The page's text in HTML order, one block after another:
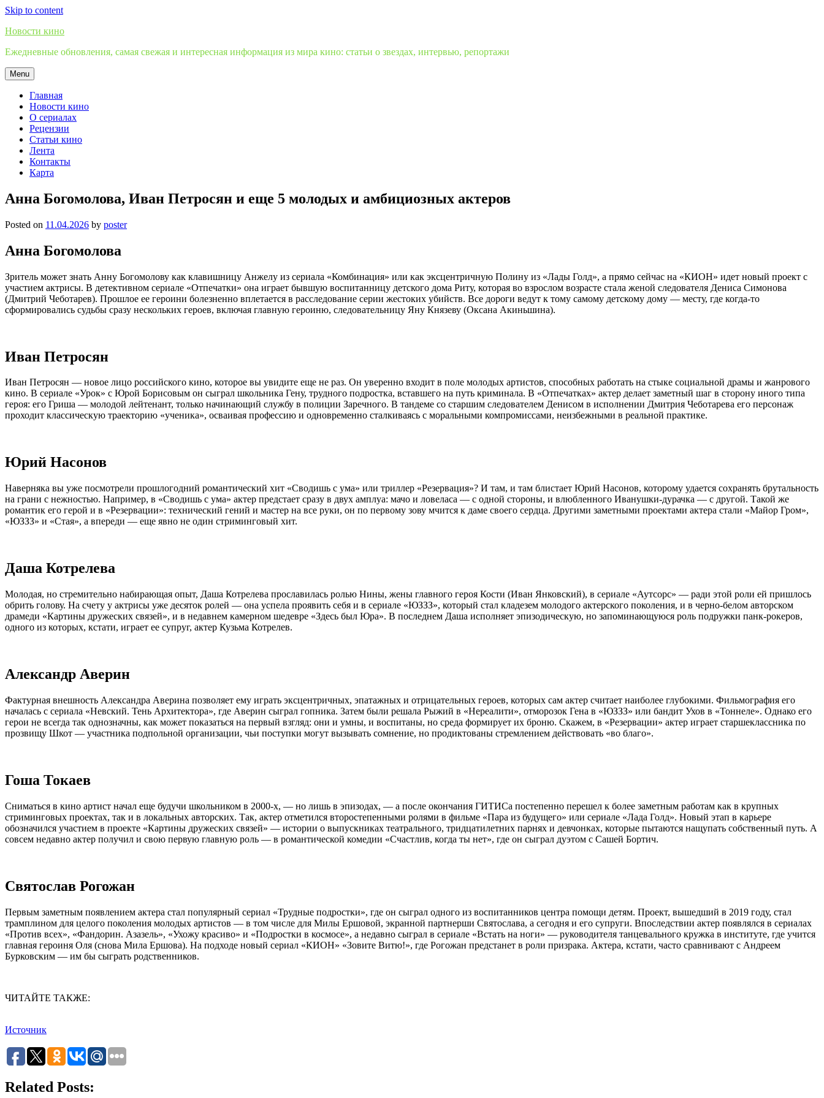
Skip to content
Новости кино
Ежедневные обновления, самая свежая и интересная информация из мира кино: статьи о звездах, интервью, репортажи
Menu
Главная
Новости кино
О сериалах
Рецензии
Статьи кино
Лента
Контакты
Карта
Анна Богомолова, Иван Петросян и еще 5 молодых и амбициозных актеров
Posted on 11.04.2026 by poster
Анна Богомолова
Зритель может знать Анну Богомолову как клавишницу Анжелу из сериала «Комбинация» или как эксцентричную Полину из «Лады Голд», а прямо сейчас на «КИОН» идет новый проект с
участием актрисы. В детективном сериале «Отпечатки» она играет бывшую воспитанницу детского дома Риту, которая во взрослом возрасте стала женой следователя Дениса Симонова
(Дмитрий Чеботарев). Прошлое ее героини болезненно вплетается в расследование серии жестоких убийств. Все дороги ведут к тому самому детскому дому — месту, где когда-то
сформировались судьбы сразу нескольких героев, включая главную героиню, следовательницу Яну Князеву (Оксана Акиньшина).
Иван Петросян
Иван Петросян — новое лицо российского кино, которое вы увидите еще не раз. Он уверенно входит в поле молодых артистов, способных работать на стыке социальной драмы и жанрового
кино. В сериале «Урок» с Юрой Борисовым он сыграл школьника Гену, трудного подростка, вставшего на путь криминала. В «Отпечатках» актер делает заметный шаг в сторону иного типа
героя: его Гриша — молодой лейтенант, только начинающий службу в полиции Заречного. В тандеме со старшим следователем Денисом в исполнении Дмитрия Чеботарева его персонаж
проходит классическую траекторию «ученика», осваивая профессию и одновременно сталкиваясь с моральными компромиссами, неизбежными в реальной практике.
Юрий Насонов
Наверняка вы уже посмотрели прошлогодний романтический хит «Сводишь с ума» или триллер «Резервация»? И там, и там блистает Юрий Насонов, которому удается сохранять брутальность
на грани с нежностью. Например, в «Сводишь с ума» актер предстает сразу в двух амплуа: мачо и ловеласа — с одной стороны, и влюбленного Иванушки-дурачка — с другой. Такой же
романтик его герой и в «Резервации»: технический гений и мастер на все руки, он по первому зову мчится к даме своего сердца. Другими заметными проектами актера стали «Майор Гром»,
«ЮЗЗЗ» и «Стая», а впереди — еще явно не один стриминговый хит.
Даша Котрелева
Молодая, но стремительно набирающая опыт, Даша Котрелева прославилась ролью Нины, жены главного героя Кости (Иван Янковский), в сериале «Аутсорс» — ради этой роли ей пришлось
обрить голову. На счету у актрисы уже десяток ролей — она успела проявить себя и в сериале «ЮЗЗЗ», который стал кладезем молодого актерского поколения, и в черно-белом авторском
драмеди «Картины дружеских связей», и в недавнем камерном шедевре «Здесь был Юра». В последнем Даша исполняет эпизодическую, но запоминающуюся роль подружки панк-рокеров,
одного из которых, кстати, играет ее супруг, актер Кузьма Котрелев.
Александр Аверин
Фактурная внешность Александра Аверина позволяет ему играть эксцентричных, эпатажных и отрицательных героев, которых сам актер считает наиболее глубокими. Фильмография его
началась с сериала «Невский. Тень Архитектора», где Аверин сыграл гопника. Затем были решала Рыжий в «Нереалити», отморозок Гена в «ЮЗЗЗ» или бандит Ухов в «Тоннеле». Однако его
герои не всегда так однозначны, как может показаться на первый взгляд: они и умны, и воспитаны, но среда формирует их броню. Скажем, в «Резервации» актер играет старшеклассника по
прозвищу Шкот — участника подпольной организации, чьи поступки могут вызывать сомнение, но продиктованы стремлением действовать «во благо».
Гоша Токаев
Сниматься в кино артист начал еще будучи школьником в 2000-х, — но лишь в эпизодах, — а после окончания ГИТИСа постепенно перешел к более заметным работам как в крупных
стриминговых проектах, так и в локальных авторских. Так, актер отметился второстепенными ролями в фильме «Пара из будущего» или сериале «Лада Голд». Новый этап в карьере
обозначился участием в проекте «Картины дружеских связей» — истории о выпускниках театрального, тридцатилетних парнях и девчонках, которые пытаются нащупать собственный путь. А
совсем недавно актер получил и свою первую главную роль — в романтической комедии «Счастлив, когда ты нет», где он сыграл дуэтом с Сашей Бортич.
Святослав Рогожан
Первым заметным появлением актера стал популярный сериал «Трудные подростки», где он сыграл одного из воспитанников центра помощи детям. Проект, вышедший в 2019 году, стал
трамплином для целого поколения молодых артистов — в том числе для Милы Ершовой, экранной партнерши Святослава, а сегодня и его супруги. Впоследствии актер появлялся в сериалах
«Против всех», «Фандорин. Азазель», «Ухожу красиво» и «Подростки в космосе», а недавно сыграл в сериале «Встать на ноги» — руководителя танцевального кружка в институте, где учится
главная героиня Оля (снова Мила Ершова). На подходе новый сериал «КИОН» «Зовите Витю!», где Рогожан предстанет в роли призрака. Актера, кстати, часто сравнивают с Андреем
Бурковским — им бы сыграть родственников.
ЧИТАЙТЕ ТАКЖЕ:
Источник
Related Posts: